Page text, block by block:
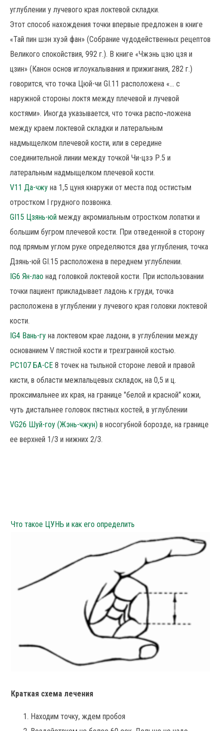
углублении у лучевого края локтевой складки.
Этот способ нахождения точки впервые предложен в книге
«Тай пин шэн хуэй фан» (Собрание чудодейственных рецептов
Великого спокойствия, 992 г.). В книге «Чжэнь цзю цзя и
цзин» (Канон основ иглоукалывания и прижигания, 282 г.)
говорится, что точка Цюй-чи GI.11 расположена «... с
наружной стороны локтя между плечевой и лучевой
костями». Иногда указывается, что точка распо¬ложена
между краем локтевой складки и латеральным
надмыщелком плечевой кости, или в середине
соединительной линии между точкой Чи-цзэ Р.5 и
латеральным надмыщелком плечевой кости.
V11 Да-чжу на 1,5 цуня кнаружи от места под остистым
отростком I грудного позвонка.
GI15 Цзянь-юй между акромиальным отростком лопатки и
большим бугром плечевой кости. При отведенной в сторону
под прямым углом руке определяются два углубления, точка
Дзянь-юй GI.15 расположена в переднем углублении.
IG6 Ян-лао над головкой локтевой кости. При использовании
точки пациент прикладывает ладонь к груди, точка
расположена в углублении у лучевого края головки локтевой
кости.
IG4 Вань-гу на локтевом крае ладони, в углублении между
основанием V пястной кости и трехгранной костью.
РС107 БА-СЕ 8 точек на тыльной стороне левой и правой
кисти, в области межпальцевых складок, на 0,5 и ц.
проксимальнее их края, на границе "белой и красной" кожи,
чуть дистальнее головок пястных костей, в углублении
VG26 Шуй-гоу (Жэнь-чжун) в носогубной борозде, на границе
ее верхней 1/3 и нижних 2/3.
Что такое ЦУНЬ и как его определить
Краткая схема лечения
Находим точку, ждем пробоя